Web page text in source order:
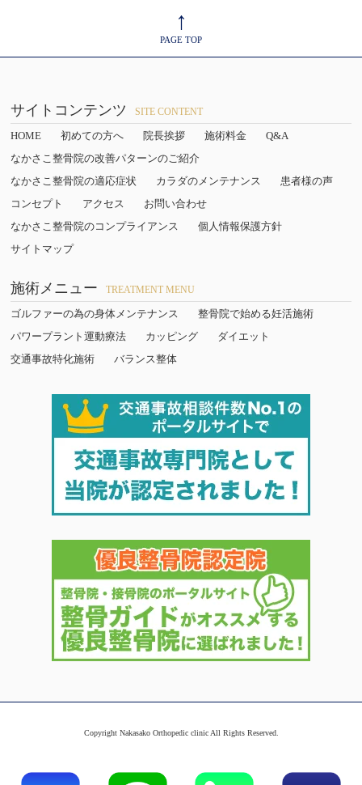
↑
PAGE TOP
サイトコンテンツ SITE CONTENT
HOME 初めての方へ 院長挨拶 施術料金
Q&A
なかさこ整骨院の改善パターンのご紹介
なかさこ整骨院の適応症状
カラダのメンテナンス
患者様の声
コンセプト
アクセス
お問い合わせ
なかさこ整骨院のコンプライアンス
個人情報保護方針
サイトマップ
施術メニュー TREATMENT MENU
ゴルファーの為の身体メンテナンス
整骨院で始める妊活施術
パワープラント運動療法
カッピング
ダイエット
交通事故特化施術
バランス整体
Copyright Nakasako Orthopedic clinic All Rights Reserved.